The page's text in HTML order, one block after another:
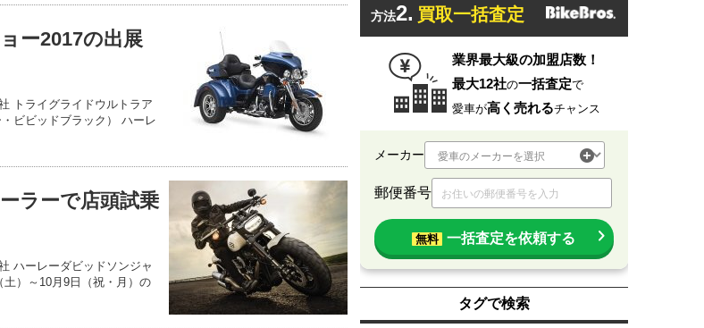
ー2017の出展
トライグライドウルトラア
ビビッドブラック） ハーレ
ラーで店頭試乗
ハーレーダビッドソンジャ
）～10月9日（祝・月）の
方法2. 買取一括査定
業界最大級の加盟店数！
最大12社の一括査定で
愛車が高く売れるチャンス
メーカー
郵便番号
無料 一括査定を依頼する
タグで検索